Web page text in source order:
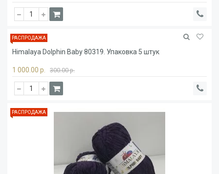
РАСПРОДАЖА
Himalaya Dolphin Baby 80319. Упаковка 5 штук
1 000.00 р. 300.00 р.
РАСПРОДАЖА